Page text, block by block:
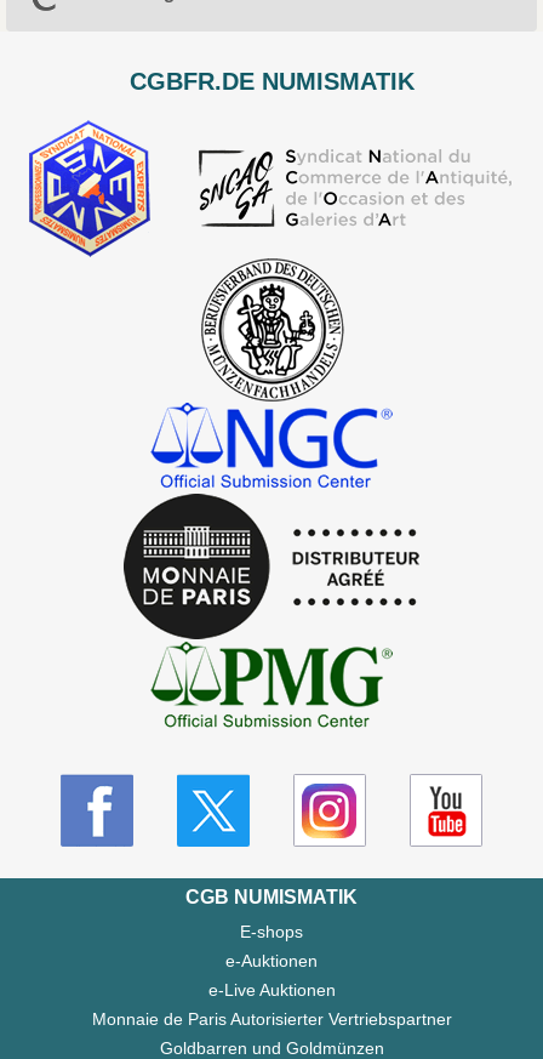
CGBFR.DE NUMISMATIK
CGB NUMISMATIK
E-shops
e-Auktionen
e-Live Auktionen
Monnaie de Paris Autorisierter Vertriebspartner
Goldbarren und Goldmünzen